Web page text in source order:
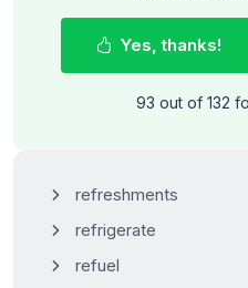
Yes, thanks!
93 out of 132
refreshments
refrigerate
refuel